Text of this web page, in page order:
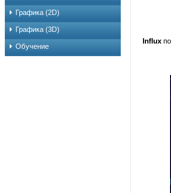
Influx
Графика (2D)
Графика (3D)
Обучение